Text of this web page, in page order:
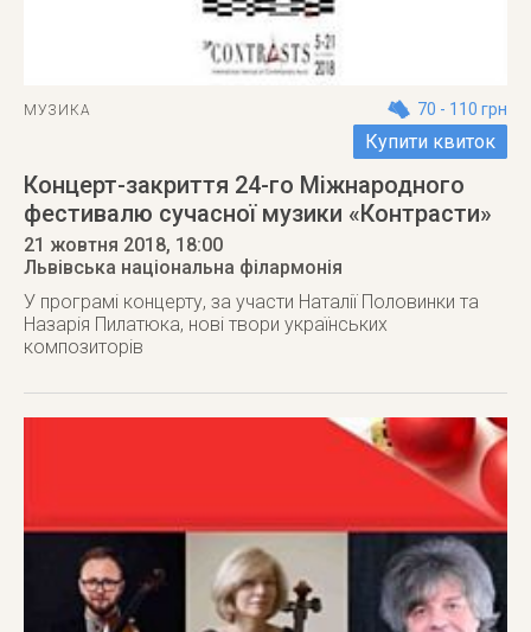
МУЗИКА 70 - 110 грн
Купити квиток
Концерт-закриття 24-го Міжнародного
фестивалю сучасної музики «Контрасти»
21 жовтня 2018, 18:00
Львівська національна філармонія
У програмі концерту, за участи Наталії Половинки та
Назарія Пилатюка, нові твори українських
композиторів